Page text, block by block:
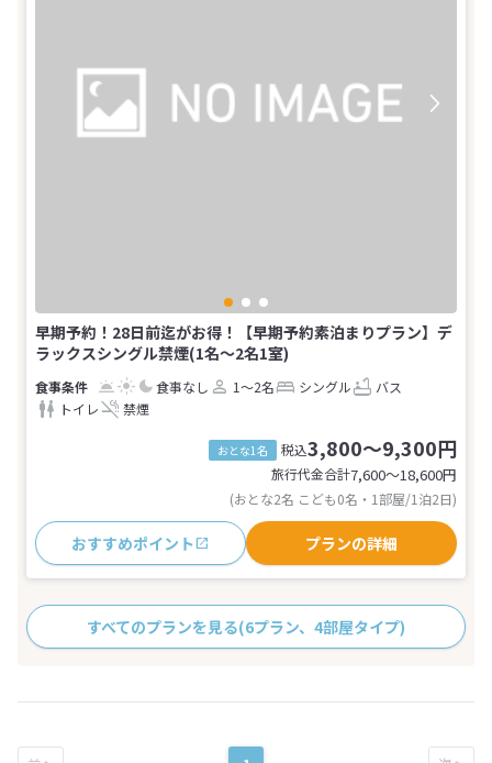
早期予約！28日前迄がお得！【早期予約素泊まりプラン】デ
ラックスシングル禁煙(1名～2名1室)
食事なし 1～2名 シングル
バス
トイレ
禁煙
おとな1名 税込3,800～9,300円
旅行代金合計7,600〜18,600円
(おとな2名 こども0名・1部屋/1泊2日)
おすすめポイント プランの詳細
すべてのプランを見る(6プラン、4部屋タイプ)